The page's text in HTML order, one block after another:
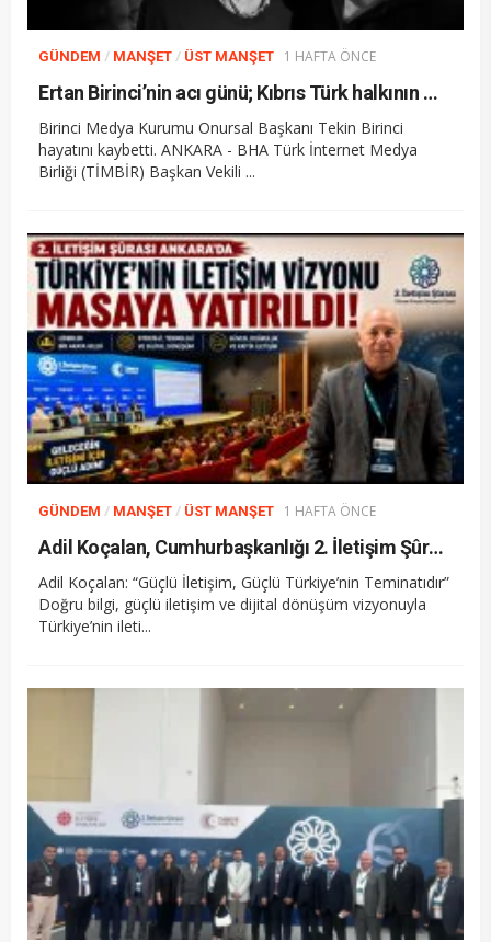
GÜNDEM / MANŞET / ÜST MANŞET 1 HAFTA ÖNCE
Ertan Birinci’nin acı günü; Kıbrıs Türk halkının mücahit ruhlu çınarı vefat etti
Birinci Medya Kurumu Onursal Başkanı Tekin Birinci
hayatını kaybetti. ANKARA - BHA Türk İnternet Medya
Birliği (TİMBİR) Başkan Vekili ...
GÜNDEM / MANŞET / ÜST MANŞET 1 HAFTA ÖNCE
Adil Koçalan, Cumhurbaşkanlığı 2. İletişim Şûrası’na Katıldı
Adil Koçalan: “Güçlü İletişim, Güçlü Türkiye’nin Teminatıdır”
Doğru bilgi, güçlü iletişim ve dijital dönüşüm vizyonuyla
Türkiye’nin ileti...